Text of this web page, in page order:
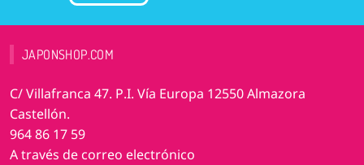
JAPONSHOP.COM
C/ Villafranca 47. P.I. Vía Europa 12550 Almazora
Castellón.
964 86 17 59
A través de correo electrónico